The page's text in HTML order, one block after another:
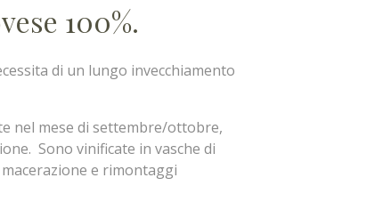
100%.
di un lungo invecchiamento
nel mese di settembre/ottobre,
Sono vinificate in vasche di
e rimontaggi